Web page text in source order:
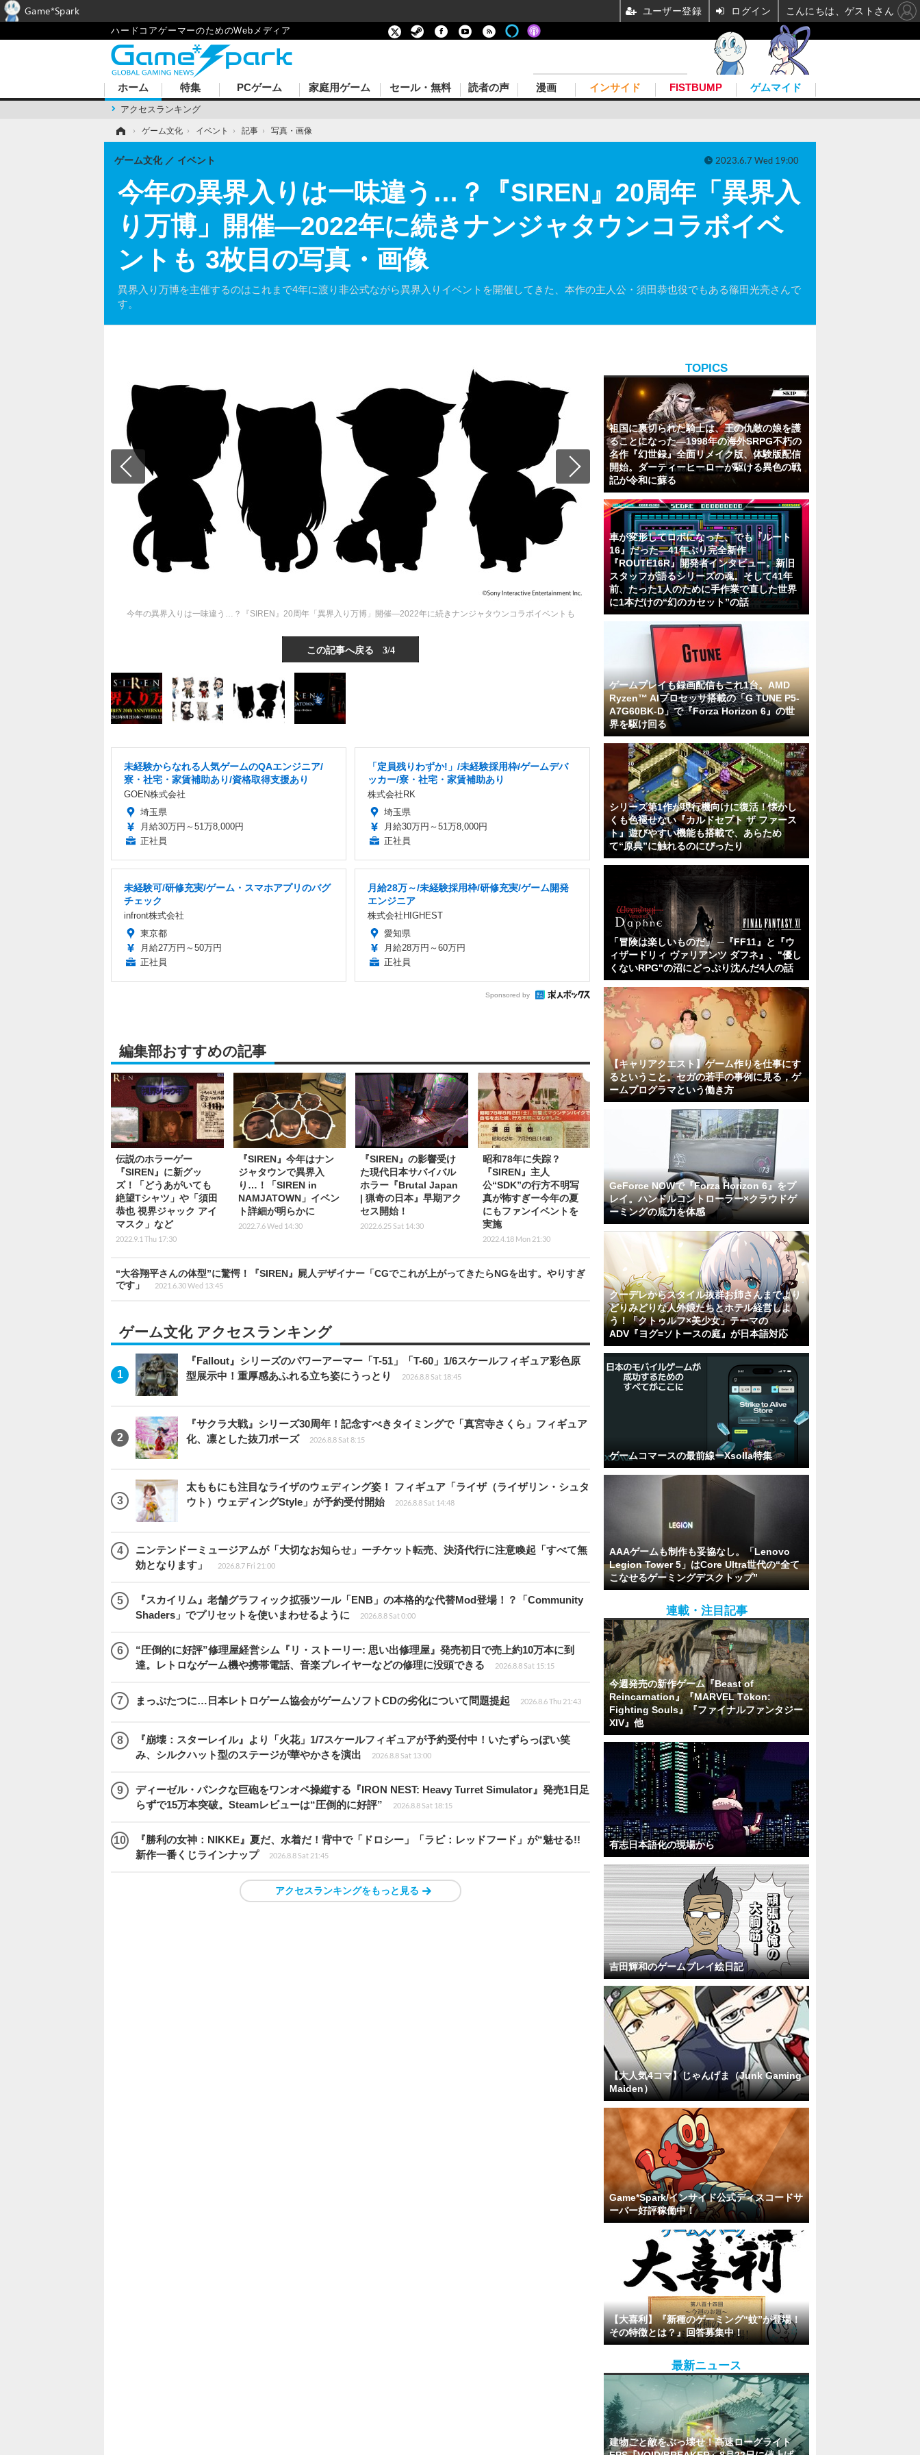
ハードコアゲーマーのためのWebメディア
ホーム
アクセスランキング
特集 PCゲーム 家庭用ゲーム セール・無料 読者の声 漫画 インサイド FISTBUMP ゲムマイド
› ゲーム文化 › イベント › 記事 › 写真・画像
今年の異界入りは一味違う…？『SIREN』20周年「異界入
り万博」開催―2022年に続きナンジャタウンコラボイベ
ントも 3枚目の写真・画像
異界入り万博を主催するのはこれまで4年に渡り非公式ながら異界入りイベントを開催してきた、本作の主人公・須田恭也役でもある篠田光亮さんで
す。
ゲーム文化 イベント 2023.6.7 Wed 19:00
今年の異界入りは一味違う…？『SIREN』20周年「異界入り万博」開催―2022年に続きナンジャタウンコラボイベントも
この記事へ戻る 3/4
未経験からなれる人気ゲームのQAエンジニア/
寮・社宅・家賃補助あり/資格取得支援あり
GOEN株式会社
埼玉県
月給30万円～51万8,000円
正社員
「定員残りわずか!」/未経験採用枠/ゲームデバ
ッカー/寮・社宅・家賃補助あり
株式会社RK
埼玉県
月給30万円～51万8,000円
正社員
未経験可/研修充実/ゲーム・スマホアプリのバグ
チェック
infront株式会社
東京都
月給27万円～50万円
正社員
月給28万～/未経験採用枠/研修充実/ゲーム開発
エンジニア
株式会社HIGHEST
愛知県
月給28万円～60万円
正社員
Sponsored by
編集部おすすめの記事
伝説のホラーゲー
『SIREN』に新グッ
ズ！「どうあがいても
絶望Tシャツ」や「須田
恭也 視界ジャック アイ
マスク」など
2022.9.1 Thu 17:30
『SIREN』今年はナン
ジャタウンで異界入
り…！「SIREN in
NAMJATOWN」イベン
ト詳細が明らかに
2022.7.6 Wed 14:30
『SIREN』の影響受け
た現代日本サバイバル
ホラー『Brutal Japan
| 猟奇の日本』早期アク
セス開始！
2022.6.25 Sat 14:30
昭和78年に失踪？
『SIREN』主人
公“SDK”の行方不明写
真が怖すぎー今年の夏
にもファンイベントを
実施
2022.4.18 Mon 21:30
“大谷翔平さんの体型”に驚愕！『SIREN』屍人デザイナー「CGでこれが上がってきたらNGを出す。やりすぎ
です」
2021.6.30 Wed 13:45
ゲーム文化 アクセスランキング
『Fallout』シリーズのパワーアーマー「T-51」「T-60」1/6スケールフィギュア彩色原
型展示中！重厚感あふれる立ち姿にうっとり
2026.8.8 Sat 18:45
『サクラ大戦』シリーズ30周年！記念すべきタイミングで「真宮寺さくら」フィギュア
化、凛とした抜刀ポーズ
2026.8.8 Sat 8:15
太ももにも注目なライザのウェディング姿！ フィギュア「ライザ（ライザリン・シュタ
ウト）ウェディングStyle」が予約受付開始
2026.8.8 Sat 14:48
ニンテンドーミュージアムが「大切なお知らせ」ーチケット転売、決済代行に注意喚起「すべて無
効となります」
2026.8.7 Fri 21:00
『スカイリム』老舗グラフィック拡張ツール「ENB」の本格的な代替Mod登場！？「Community
Shaders」でプリセットを使いまわせるように
2026.8.8 Sat 0:00
“圧倒的に好評”修理屋経営シム『リ・ストーリー: 思い出修理屋』発売初日で売上約10万本に到
達。レトロなゲーム機や携帯電話、音楽プレイヤーなどの修理に没頭できる
2026.8.8 Sat 15:15
まっぷたつに…日本レトロゲーム協会がゲームソフトCDの劣化について問題提起 2026.8.6 Thu 21:43
『崩壊：スターレイル』より「火花」1/7スケールフィギュアが予約受付中！いたずらっぽい笑
み、シルクハット型のステージが華やかさを演出
2026.8.8 Sat 13:00
ディーゼル・パンクな巨砲をワンオペ操縦する『IRON NEST: Heavy Turret Simulator』発売1日足
らずで15万本突破。Steamレビューは“圧倒的に好評”
2026.8.8 Sat 18:15
『勝利の女神：NIKKE』夏だ、水着だ！背中で「ドロシー」「ラピ：レッドフード」が“魅せる!!
新作一番くじラインナップ
2026.8.8 Sat 21:45
アクセスランキングをもっと見る
TOPICS
祖国に裏切られた騎士は、王の仇敵の娘を護
ることになった―1998年の海外SRPG不朽の
名作『幻世録』全面リメイク版、体験版配信
開始。ダーティーヒーローが駆ける異色の戦
記が令和に蘇る
車が変形してロボになった、でも『ルート
16』だった―41年ぶり完全新作
『ROUTE16R』開発者インタビュー。新旧
スタッフが語るシリーズの魂。そして41年
前、たった1人のために手作業で直した世界
に1本だけの“幻のカセット”の話
ゲームプレイも録画配信もこれ1台。AMD
Ryzen™ AIプロセッサ搭載の「G TUNE P5-
A7G60BK-D」で『Forza Horizon 6』の世
界を駆け回る
シリーズ第1作が現行機向けに復活！懐かし
くも色褪せない『カルドセプト ザ ファース
ト』遊びやすい機能も搭載で、あらため
て“原典”に触れるのにぴったり
「冒険は楽しいものだ」 ─『FF11』と『ウ
ィザードリィ ヴァリアンツ ダフネ』、"優し
くないRPG"の沼にどっぷり沈んだ4人の話
【キャリアクエスト】ゲーム作りを仕事にす
るということ。セガの若手の事例に見る，ゲ
ームプログラマという働き方
GeForce NOWで『Forza Horizon 6』をプ
レイ。ハンドルコントローラー×クラウドゲ
ーミングの底力を体感
クーデレからスタイル抜群お姉さんまでより
どりみどりな人外娘たちとホテル経営しよ
う！「クトゥルフ×美少女」テーマの
ADV『ヨグ=ソトースの庭』が日本語対応
ゲームコマースの最前線ーXsolla特集
AAAゲームも制作も妥協なし。「Lenovo
Legion Tower 5」はCore Ultra世代の“全て
こなせるゲーミングデスクトップ”
連載・注目記事
今週発売の新作ゲーム『Beast of
Reincarnation』『MARVEL Tōkon:
Fighting Souls』『ファイナルファンタジー
XIV』他
有志日本語化の現場から
吉田輝和のゲームプレイ絵日記
【大人気4コマ】じゃんげま（Junk Gaming
Maiden）
Game*Spark/インサイド公式ディスコードサ
ーバー好評稼働中！
【大喜利】『新種のゲーミング“蚊”が登場！
その特徴とは？』回答募集中！
最新ニュース
建物ごと敵をぶっ壊せ！高速ローグライト
Game*Spark ユーザー登録 ログイン こんにちは、ゲストさん